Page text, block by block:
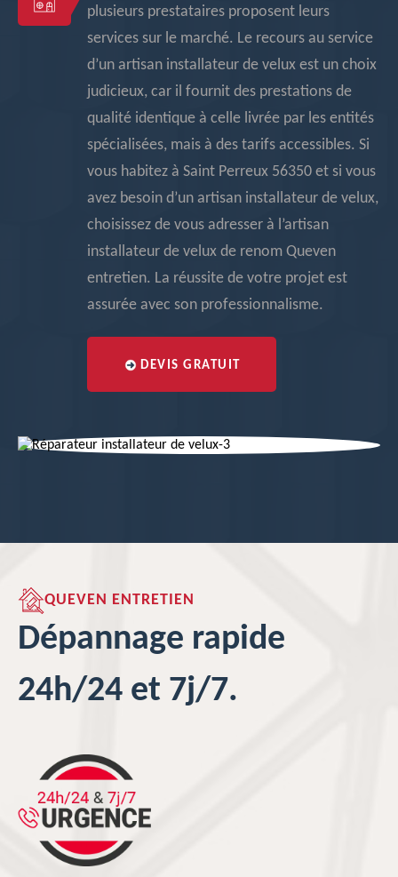
plusieurs prestataires proposent leurs
services sur le marché. Le recours au service
d’un artisan installateur de velux est un choix
judicieux, car il fournit des prestations de
qualité identique à celle livrée par les entités
spécialisées, mais à des tarifs accessibles. Si
vous habitez à Saint Perreux 56350 et si vous
avez besoin d’un artisan installateur de velux,
choisissez de vous adresser à l’artisan
installateur de velux de renom Queven
entretien. La réussite de votre projet est
assurée avec son professionnalisme.
DEVIS GRATUIT
QUEVEN ENTRETIEN
Dépannage rapide
24h/24 et 7j/7.